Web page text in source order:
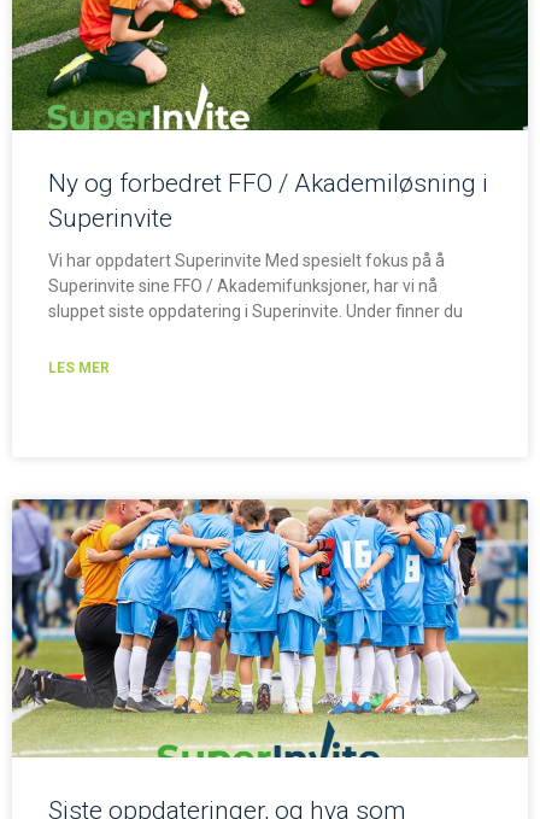
Ny og forbedret FFO / Akademiløsning i
Superinvite
Vi har oppdatert Superinvite Med spesielt fokus på å
Superinvite sine FFO / Akademifunksjoner, har vi nå
sluppet siste oppdatering i Superinvite. Under finner du
LES MER
Siste oppdateringer, og hva som